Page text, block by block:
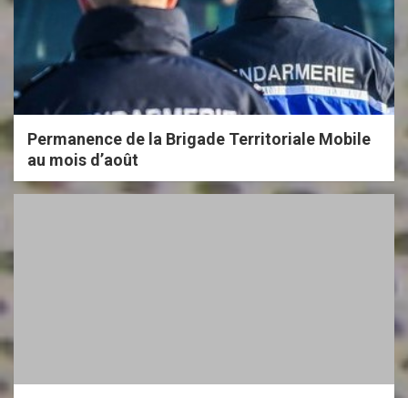
Permanence de la Brigade Territoriale Mobile
au mois d’août